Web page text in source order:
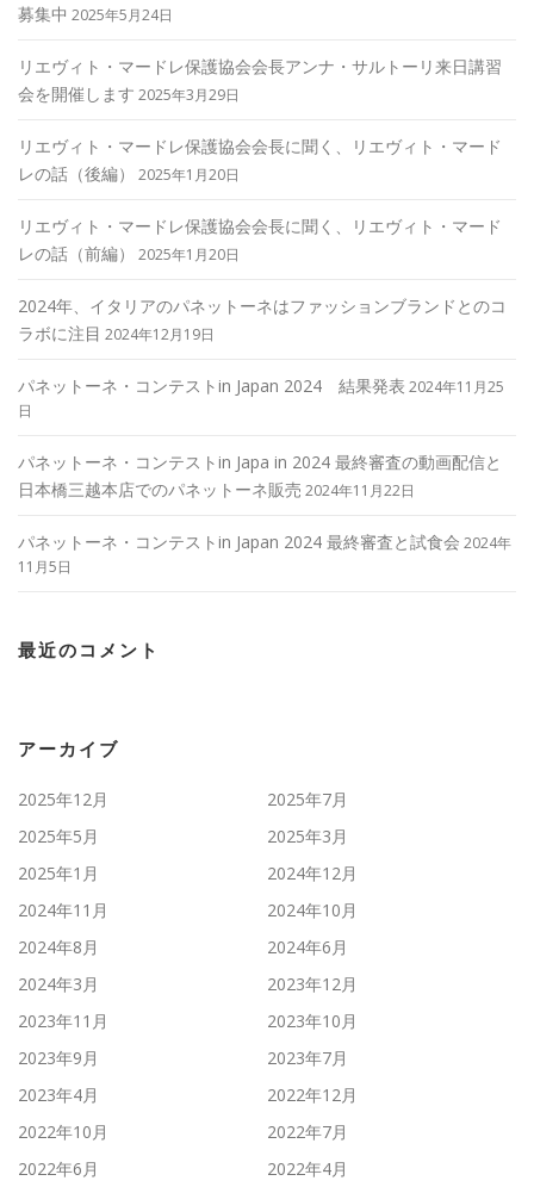
募集中 2025年5月24日
リエヴィト・マードレ保護協会会長アンナ・サルトーリ来日講習
会を開催します 2025年3月29日
リエヴィト・マードレ保護協会会長に聞く、リエヴィト・マード
レの話（後編）
2025年1月20日
リエヴィト・マードレ保護協会会長に聞く、リエヴィト・マード
レの話（前編）
2025年1月20日
2024年、イタリアのパネットーネはファッションブランドとのコ
ラボに注目 2024年12月19日
パネットーネ・コンテストin Japan 2024 結果発表 2024年11月25
日
パネットーネ・コンテストin Japa in 2024 最終審査の動画配信と
日本橋三越本店でのパネットーネ販売 2024年11月22日
パネットーネ・コンテストin Japan 2024 最終審査と試食会 2024年
11月5日
最近のコメント
アーカイブ
2025年12月
2025年7月
2025年5月
2025年3月
2025年1月
2024年12月
2024年11月
2024年10月
2024年8月
2024年6月
2024年3月
2023年12月
2023年11月
2023年10月
2023年9月
2023年7月
2023年4月
2022年12月
2022年10月
2022年7月
2022年6月
2022年4月